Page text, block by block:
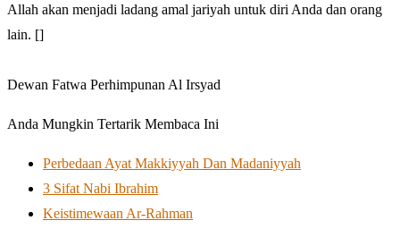
Allah akan menjadi ladang amal jariyah untuk diri Anda dan orang
lain. []
Dewan Fatwa Perhimpunan Al Irsyad
Anda Mungkin Tertarik Membaca Ini
Perbedaan Ayat Makkiyyah Dan Madaniyyah
3 Sifat Nabi Ibrahim
Keistimewaan Ar-Rahman